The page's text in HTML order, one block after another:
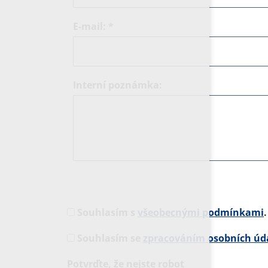
všeobecnými podmínkami.
zpracováním osobních